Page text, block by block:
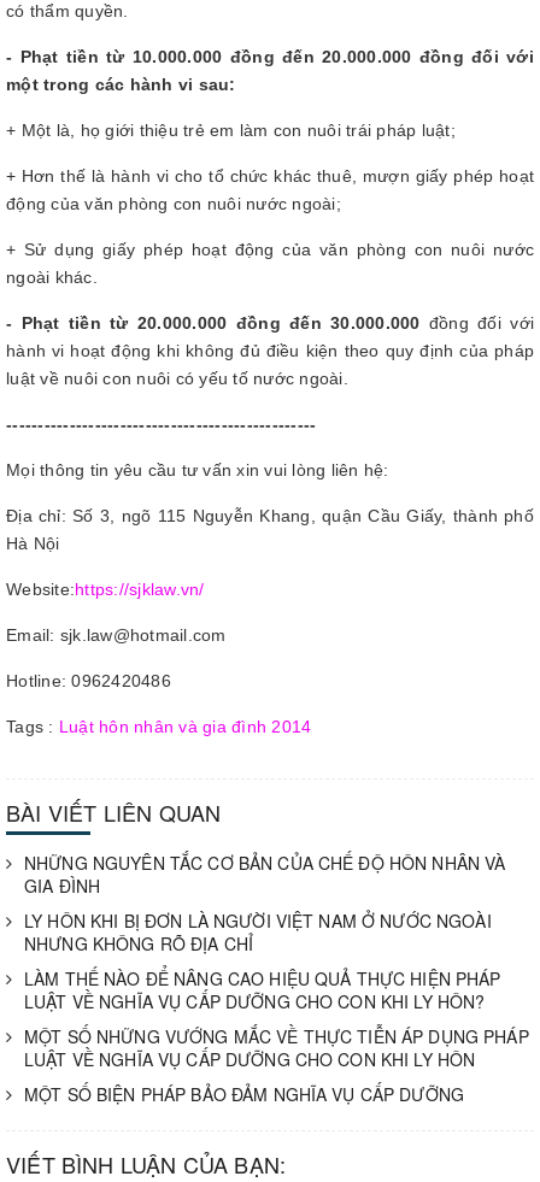
có thẩm quyền.
- Phạt tiền từ 10.000.000 đồng đến 20.000.000 đồng đối với
một trong các hành vi sau:
+ Một là, họ giới thiệu trẻ em làm con nuôi trái pháp luật;
+ Hơn thế là hành vi cho tổ chức khác thuê, mượn giấy phép hoạt
động của văn phòng con nuôi nước ngoài;
+ Sử dụng giấy phép hoạt động của văn phòng con nuôi nước
ngoài khác.
- Phạt tiền từ 20.000.000 đồng đến 30.000.000 đồng đối với
hành vi hoạt động khi không đủ điều kiện theo quy định của pháp
luật về nuôi con nuôi có yếu tố nước ngoài.
-------------------------------------------------
Mọi thông tin yêu cầu tư vấn xin vui lòng liên hệ:
Địa chỉ: Số 3, ngõ 115 Nguyễn Khang, quận Cầu Giấy, thành phố
Hà Nội
Website:https://sjklaw.vn/
Email: sjk.law@hotmail.com
Hotline: 0962420486
Tags : Luật hôn nhân và gia đình 2014
BÀI VIẾT LIÊN QUAN
NHỮNG NGUYÊN TẮC CƠ BẢN CỦA CHẾ ĐỘ HÔN NHÂN VÀ
GIA ĐÌNH
LY HÔN KHI BỊ ĐƠN LÀ NGƯỜI VIỆT NAM Ở NƯỚC NGOÀI
NHƯNG KHÔNG RÕ ĐỊA CHỈ
LÀM THẾ NÀO ĐỂ NÂNG CAO HIỆU QUẢ THỰC HIỆN PHÁP
LUẬT VỀ NGHĨA VỤ CẤP DƯỠNG CHO CON KHI LY HÔN?
MỘT SỐ NHỮNG VƯỚNG MẮC VỀ THỰC TIỄN ÁP DỤNG PHÁP
LUẬT VỀ NGHĨA VỤ CẤP DƯỠNG CHO CON KHI LY HÔN
MỘT SỐ BIỆN PHÁP BẢO ĐẢM NGHĨA VỤ CẤP DƯỠNG
VIẾT BÌNH LUẬN CỦA BẠN: